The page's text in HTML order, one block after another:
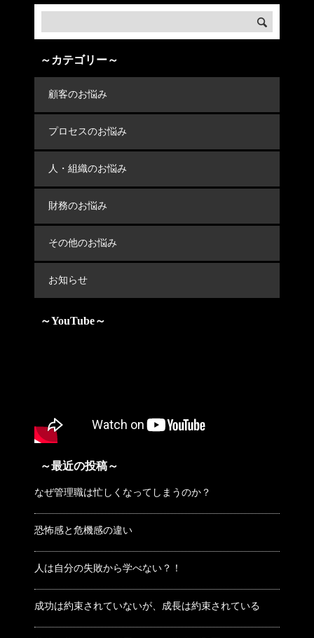
～カテゴリー～
顧客のお悩み
プロセスのお悩み
人・組織のお悩み
財務のお悩み
その他のお悩み
お知らせ
～YouTube～
～最近の投稿～
なぜ管理職は忙しくなってしまうのか？
恐怖感と危機感の違い
人は自分の失敗から学べない？！
成功は約束されていないが、成長は約束されている